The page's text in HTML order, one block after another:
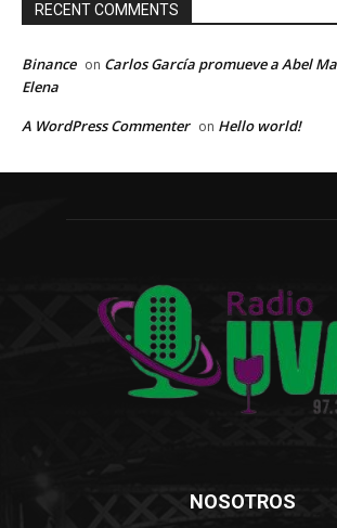
RECENT COMMENTS
Binance on Carlos García promueve a Abel
Elena
A WordPress Commenter on Hello world!
NOSOTROS